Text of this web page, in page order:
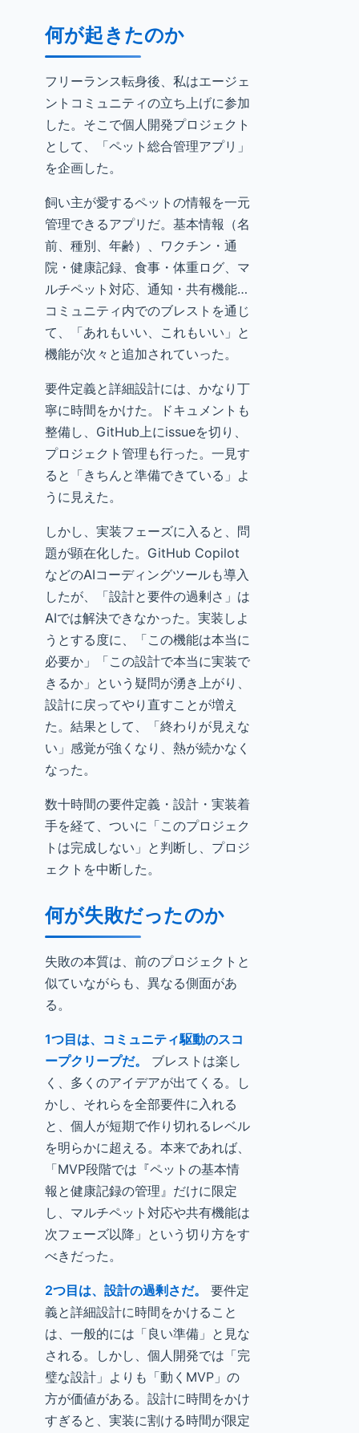
何が起きたのか
フリーランス転身後、私はエージェ
ントコミュニティの立ち上げに参加
した。そこで個人開発プロジェクト
として、「ペット総合管理アプリ」
を企画した。
飼い主が愛するペットの情報を一元
管理できるアプリだ。基本情報（名
前、種別、年齢）、ワクチン・通
院・健康記録、食事・体重ログ、マ
ルチペット対応、通知・共有機能…
コミュニティ内でのブレストを通じ
て、「あれもいい、これもいい」と
機能が次々と追加されていった。
要件定義と詳細設計には、かなり丁
寧に時間をかけた。ドキュメントも
整備し、GitHub上にissueを切り、
プロジェクト管理も行った。一見す
ると「きちんと準備できている」よ
うに見えた。
しかし、実装フェーズに入ると、問
題が顕在化した。GitHub Copilot
などのAIコーディングツールも導入
したが、「設計と要件の過剰さ」は
AIでは解決できなかった。実装しよ
うとする度に、「この機能は本当に
必要か」「この設計で本当に実装で
きるか」という疑問が湧き上がり、
設計に戻ってやり直すことが増え
た。結果として、「終わりが見えな
い」感覚が強くなり、熱が続かなく
なった。
数十時間の要件定義・設計・実装着
手を経て、ついに「このプロジェク
トは完成しない」と判断し、プロジ
ェクトを中断した。
何が失敗だったのか
失敗の本質は、前のプロジェクトと
似ていながらも、異なる側面があ
る。
1つ目は、コミュニティ駆動のスコ
ープクリープだ。
ブレストは楽し
く、多くのアイデアが出てくる。し
かし、それらを全部要件に入れる
と、個人が短期で作り切れるレベル
を明らかに超える。本来であれば、
「MVP段階では『ペットの基本情
報と健康記録の管理』だけに限定
し、マルチペット対応や共有機能は
次フェーズ以降」という切り方をす
べきだった。
2つ目は、設計の過剰さだ。
要件定
義と詳細設計に時間をかけること
は、一般的には「良い準備」と見な
される。しかし、個人開発では「完
璧な設計」よりも「動くMVP」の
方が価値がある。設計に時間をかけ
すぎると、実装に割ける時間が限定